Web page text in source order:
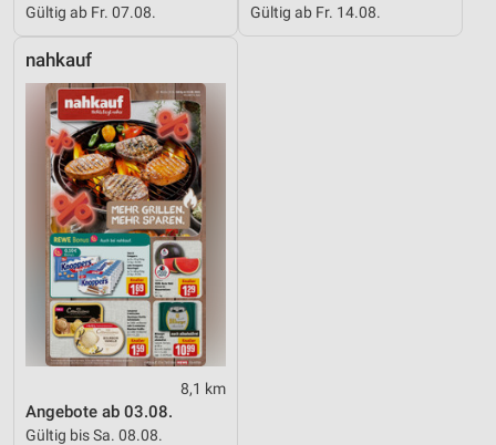
Gültig ab Fr. 07.08. Gültig ab Fr. 14.08.
nahkauf
8,1 km
Angebote ab 03.08.
Gültig bis Sa. 08.08.